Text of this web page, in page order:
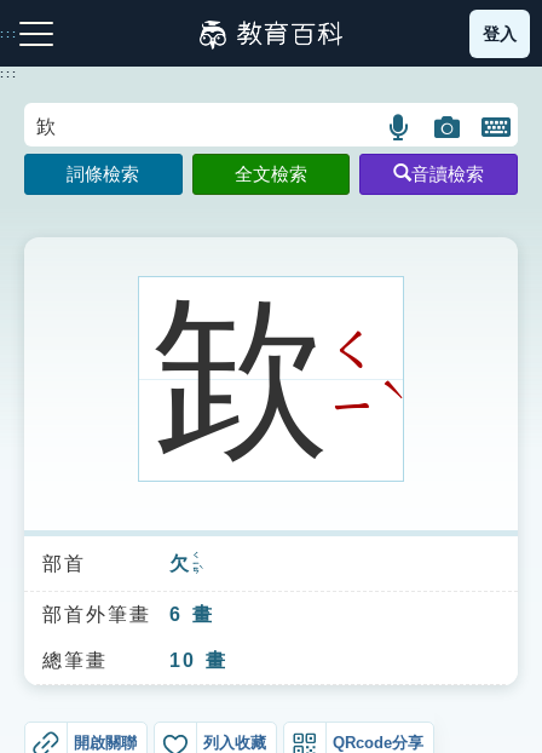
到
主
:::
注音索引圖示 筆畫索引圖示 部首索引表圖示
索引選單
知識索引
單字索引
登入
:::
語
言
搜
示
圖
片
搜
開
鍵
圖
詞條檢索 全文檢索 音讀檢索
欫 ㄑ
ㄧˋ
部首 欠 ㄑㄧㄢˋ
部首外筆畫 6 畫
總筆畫 10 畫
開啟關聯 列入收藏 QRcode分享